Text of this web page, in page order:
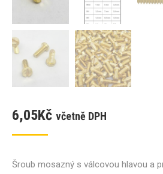
6,05Kč včetně DPH
Šroub mosazný s válcovou hlavou a